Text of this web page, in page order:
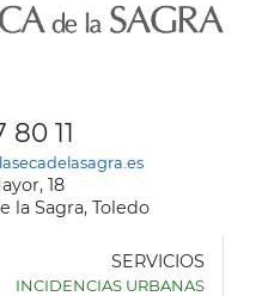
80 11
18
la Sagra, Toledo
SERVICIOS
INCIDENCIAS URBANAS